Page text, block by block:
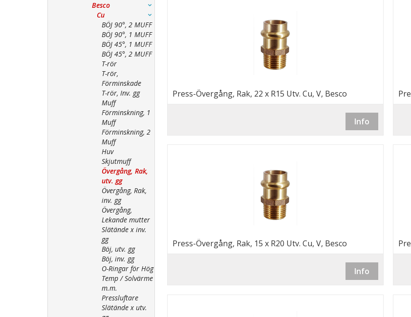
Besco
Cu
BÖJ 90°, 2 MUFF
BÖJ 90°, 1 MUFF
BÖJ 45°, 1 MUFF
BÖJ 45°, 2 MUFF
T-rör
T-rör,
Förminskade
T-rör, Inv. gg
Muff
Förminskning, 1
Muff
Förminskning, 2
Muff
Huv
Skjutmuff
Övergång, Rak,
utv. gg
Övergång, Rak,
inv. gg
Övergång,
Lekande mutter
Slätände x inv.
gg
Böj, utv. gg
Böj, inv. gg
O-Ringar för Hög
Temp / Solvärme
m.m.
Pressluftare
Slätände x utv.
Press-Övergång, Rak, 22 x R15 Utv. Cu, V, Besco
Info
Press-Övergång, Rak, 15 x R20 Utv. Cu, V, Besco
Info